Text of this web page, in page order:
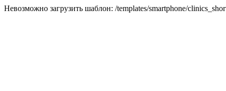
Невозможно загрузить шаблон: /templates/smartphone/